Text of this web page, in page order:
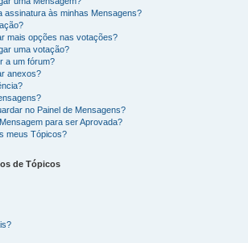
assinatura às minhas Mensagens?
mais opções nas votações?
uma votação?
a um fórum?
anexos?
no Painel de Mensagens?
para ser Aprovada?
meus Tópicos?
de Tópicos